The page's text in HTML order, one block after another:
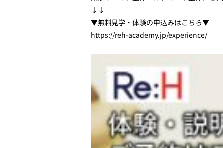
↓↓
▼無料見学・体験の申込みはこちら▼
https://reh-academy.jp/experience/